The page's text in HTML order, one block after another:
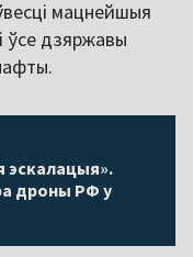
мацнейшыя
ўсе дзяржавы
эскалацыя».
дроны РФ у